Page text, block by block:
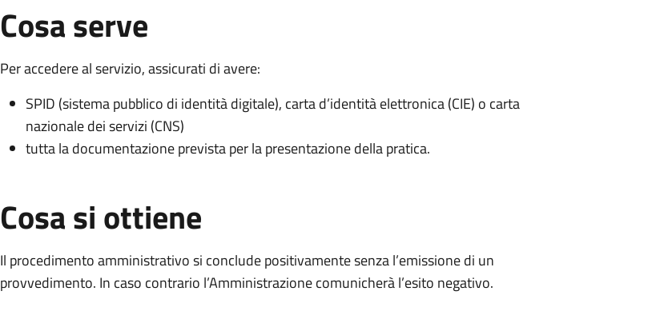
Cosa serve
Per accedere al servizio, assicurati di avere:
SPID (sistema pubblico di identità digitale), carta d’identità elettronica (CIE) o carta
nazionale dei servizi (CNS)
tutta la documentazione prevista per la presentazione della pratica.
Cosa si ottiene
Il procedimento amministrativo si conclude positivamente senza l’emissione di un
provvedimento. In caso contrario l’Amministrazione comunicherà l’esito negativo.